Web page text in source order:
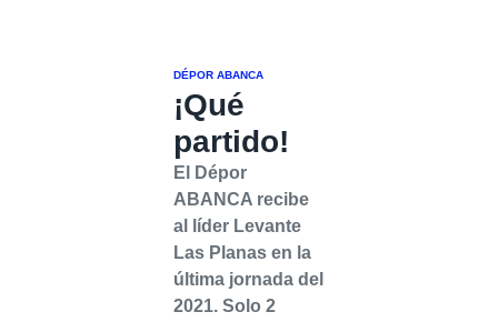
DÉPOR ABANCA
¡Qué
partido!
El Dépor
ABANCA recibe
al líder Levante
Las Planas en la
última jornada del
2021. Solo 2